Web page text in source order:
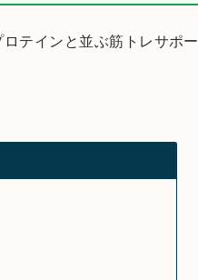
テインと並ぶ筋トレサポー